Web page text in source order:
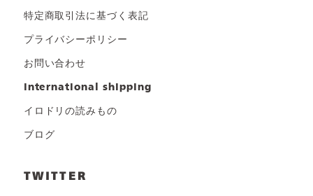
特定商取引法に基づく表記
プライバシーポリシー
お問い合わせ
international shipping
イロドリの読みもの
ブログ
TWITTER